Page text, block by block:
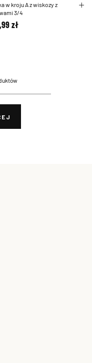
w kroju A z wiskozy z
3/4
zł